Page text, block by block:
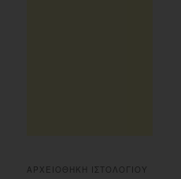
ΑΡΧΕΙΟΘΗΚΗ ΙΣΤΟΛΟΓΙΟΥ